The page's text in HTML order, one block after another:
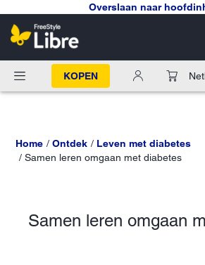
Overslaan naar
KOPEN
Home Ontdek
Leven met diabetes
Samen leren omgaan met diabetes
Samen leren omgaan